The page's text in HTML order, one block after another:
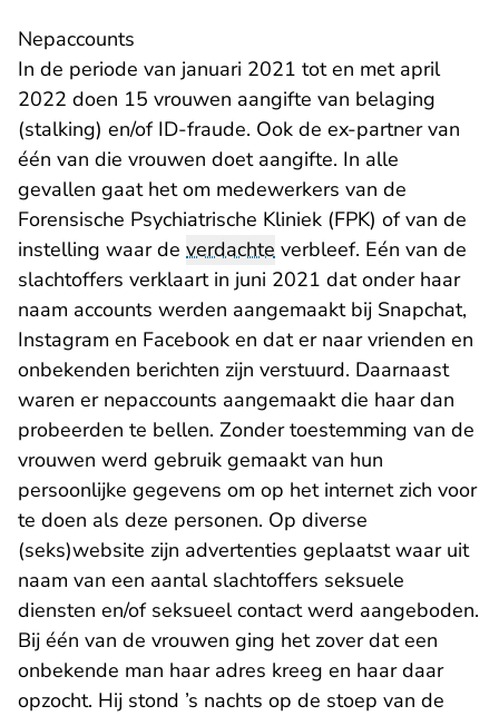
Nepaccounts
In de periode van januari 2021 tot en met april
2022 doen 15 vrouwen aangifte van belaging
(stalking) en/of ID-fraude. Ook de ex-partner van
één van die vrouwen doet aangifte. In alle
gevallen gaat het om medewerkers van de
Forensische Psychiatrische Kliniek (FPK) of van de
instelling waar de verdachte verbleef. Eén van de
slachtoffers verklaart in juni 2021 dat onder haar
naam accounts werden aangemaakt bij Snapchat,
Instagram en Facebook en dat er naar vrienden en
onbekenden berichten zijn verstuurd. Daarnaast
waren er nepaccounts aangemaakt die haar dan
probeerden te bellen. Zonder toestemming van de
vrouwen werd gebruik gemaakt van hun
persoonlijke gegevens om op het internet zich voor
te doen als deze personen. Op diverse
(seks)website zijn advertenties geplaatst waar uit
naam van een aantal slachtoffers seksuele
diensten en/of seksueel contact werd aangeboden.
Bij één van de vrouwen ging het zover dat een
onbekende man haar adres kreeg en haar daar
opzocht. Hij stond ’s nachts op de stoep van de